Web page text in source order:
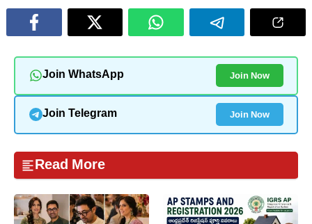
Join WhatsApp Join Now
Join Telegram Join Now
Read More